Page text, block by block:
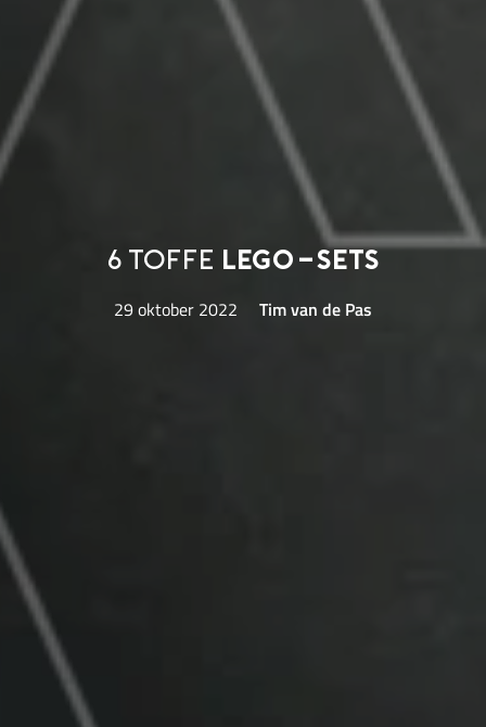
6 toffe LEGO-sets
29 oktober 2022 Tim van de Pas